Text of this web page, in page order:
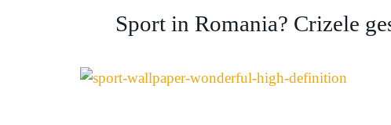
Sport in Romania? Crizele